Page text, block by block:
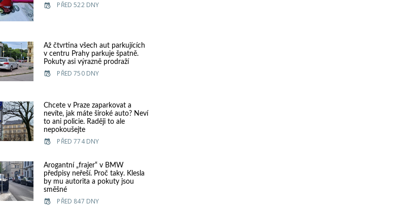
PŘED 522 DNY
Až čtvrtina všech aut parkujících
v centru Prahy parkuje špatně.
Pokuty asi výrazně prodraží
PŘED 750 DNY
Chcete v Praze zaparkovat a
nevíte, jak máte široké auto? Neví
to ani policie. Raději to ale
nepokoušejte
PŘED 774 DNY
Arogantní „frajer“ v BMW
předpisy neřeší. Proč taky. Klesla
by mu autorita a pokuty jsou
směšné
PŘED 847 DNY